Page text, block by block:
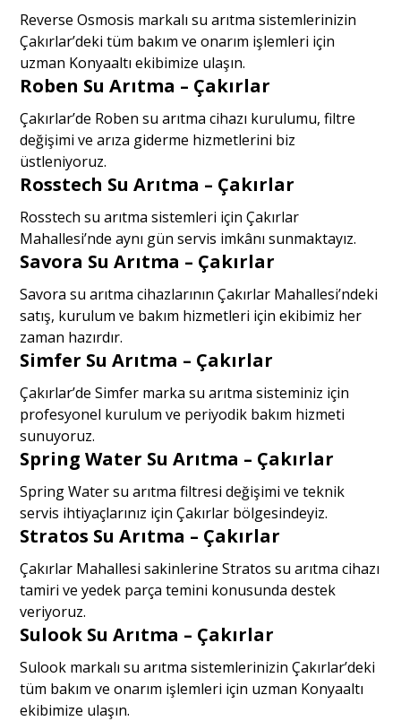
Reverse Osmosis markalı su arıtma sistemlerinizin
Çakırlar’deki tüm bakım ve onarım işlemleri için
uzman Konyaaltı ekibimize ulaşın.
Roben Su Arıtma – Çakırlar
Çakırlar’de Roben su arıtma cihazı kurulumu, filtre
değişimi ve arıza giderme hizmetlerini biz
üstleniyoruz.
Rosstech Su Arıtma – Çakırlar
Rosstech su arıtma sistemleri için Çakırlar
Mahallesi’nde aynı gün servis imkânı sunmaktayız.
Savora Su Arıtma – Çakırlar
Savora su arıtma cihazlarının Çakırlar Mahallesi’ndeki
satış, kurulum ve bakım hizmetleri için ekibimiz her
zaman hazırdır.
Simfer Su Arıtma – Çakırlar
Çakırlar’de Simfer marka su arıtma sisteminiz için
profesyonel kurulum ve periyodik bakım hizmeti
sunuyoruz.
Spring Water Su Arıtma – Çakırlar
Spring Water su arıtma filtresi değişimi ve teknik
servis ihtiyaçlarınız için Çakırlar bölgesindeyiz.
Stratos Su Arıtma – Çakırlar
Çakırlar Mahallesi sakinlerine Stratos su arıtma cihazı
tamiri ve yedek parça temini konusunda destek
veriyoruz.
Sulook Su Arıtma – Çakırlar
Sulook markalı su arıtma sistemlerinizin Çakırlar’deki
tüm bakım ve onarım işlemleri için uzman Konyaaltı
ekibimize ulaşın.